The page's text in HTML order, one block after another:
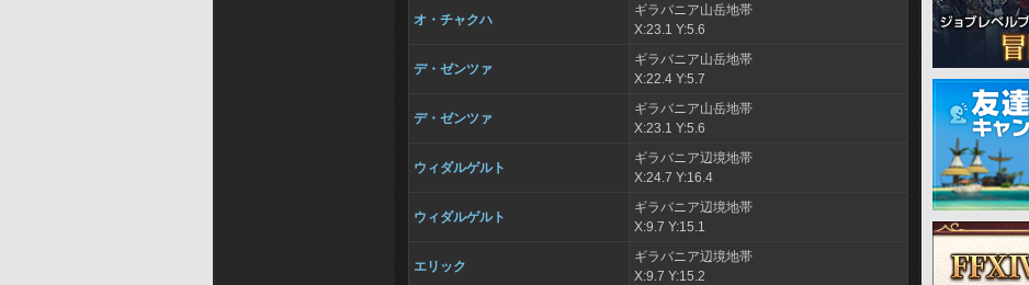
オ・チャクハ
ギラバニア山岳地帯
X:23.1 Y:5.6
デ・ゼンツァ
ギラバニア山岳地帯
X:22.4 Y:5.7
デ・ゼンツァ
ギラバニア山岳地帯
X:23.1 Y:5.6
ウィダルゲルト
ギラバニア辺境地帯
X:24.7 Y:16.4
ウィダルゲルト
ギラバニア辺境地帯
X:9.7 Y:15.1
エリック
ギラバニア辺境地帯
X:9.7 Y:15.2